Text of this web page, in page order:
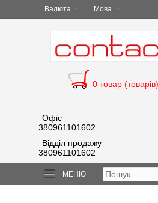
Валюта Мова
0 товар
Офіс
380961101602
Відділ продажу
380961101602
МЕНЮ